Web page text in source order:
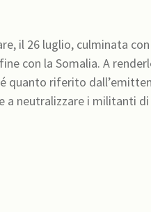
il 26 luglio, culminata con
A renderlo noto è stata
quanto riferito
neutralizzare i militanti di